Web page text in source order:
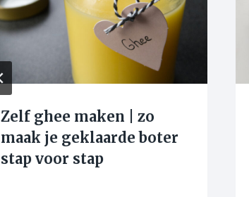
Zelf ghee maken | zo
maak je geklaarde boter
stap voor stap